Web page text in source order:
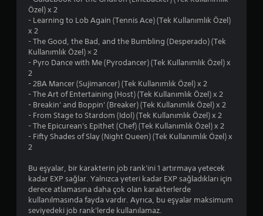
Özel) x 2
- Learning to Lob Again (Tennis Ace) (Tek Kullanımlık Özel)
x 2
- The Good, the Bad, and the Bumbling (Desperado) (Tek
Kullanımlık Özel) × 2
- Pyro Dance with Me (Pyrodancer) (Tek Kullanımlık Özel) x
2
- 2BA Mancer (Sujimancer) (Tek Kullanımlık Özel) x 2
- The Art of Entertaining (Host) (Tek Kullanımlık Özel) x 2
- Breakin' and Boppin' (Breaker) (Tek Kullanımlık Özel) x 2
- From Stage to Stardom (Idol) (Tek Kullanımlık Özel) x 2
- The Epicurean's Epithet (Chef) (Tek Kullanımlık Özel) x 2
- Fifty Shades of Slay (Night Queen) (Tek Kullanımlık Özel) x
2
Bu eşyalar, bir karakterin job rank'ini 1 artırmaya yetecek
kadar EXP sağlar. Yalnızca yeteri kadar EXP sağladıkları için
derece atlamasına daha çok olan karakterlerde
kullanılmasında fayda vardır. Ayrıca, bu eşyalar maksimum
seviyedeki job rank'lerde kullanılamaz.